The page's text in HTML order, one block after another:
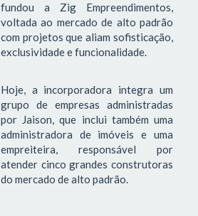
fundou a Zig Empreendimentos,
voltada ao mercado de alto padrão
com projetos que aliam sofisticação,
exclusividade e funcionalidade.
Hoje, a incorporadora integra um
grupo de empresas administradas
por Jaison, que inclui também uma
administradora de imóveis e uma
empreiteira, responsável por
atender cinco grandes construtoras
do mercado de alto padrão.